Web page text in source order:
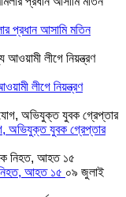
প্রধান আসামি মতিন
লীগে নিয়ন্ত্রণ
অভিযুক্ত যুবক গ্রেপ্তার
নিহত, আহত ১৫ ০৯ জুলাই